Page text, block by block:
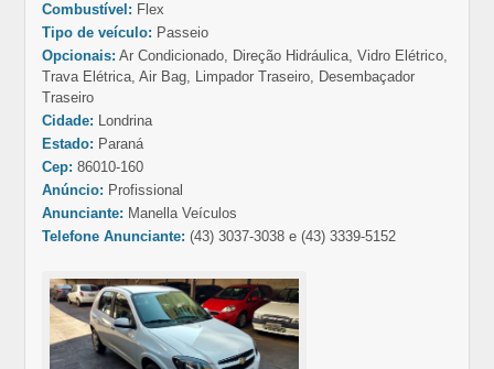
Combustível: Flex
Tipo de veículo: Passeio
Opcionais: Ar Condicionado, Direção Hidráulica, Vidro Elétrico,
Trava Elétrica, Air Bag, Limpador Traseiro, Desembaçador
Traseiro
Cidade: Londrina
Estado: Paraná
Cep: 86010-160
Anúncio: Profissional
Anunciante: Manella Veículos
Telefone Anunciante: (43) 3037-3038 e (43) 3339-5152